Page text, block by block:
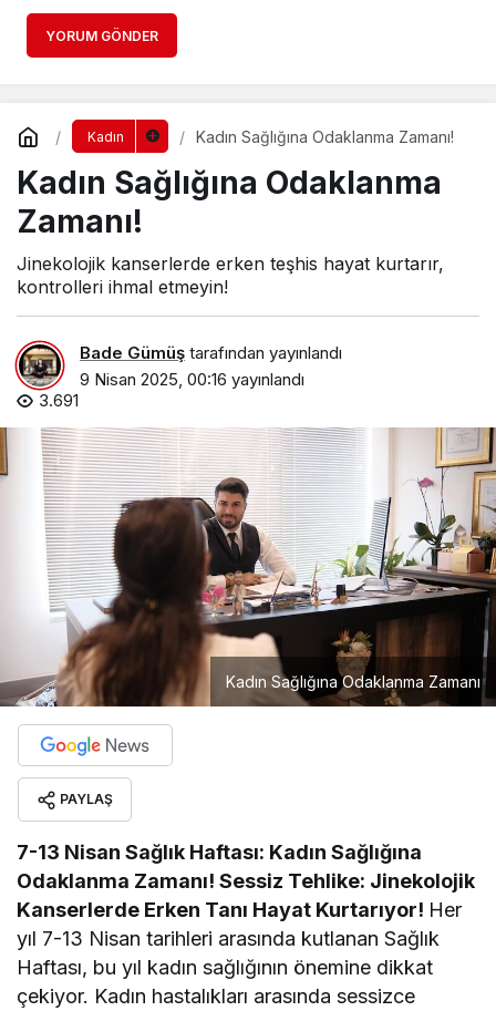
YORUM GÖNDER
Kadın Kadın Sağlığına Odaklanma Zamanı!
Kadın Sağlığına Odaklanma
Zamanı!
Jinekolojik kanserlerde erken teşhis hayat kurtarır,
kontrolleri ihmal etmeyin!
Bade Gümüş tarafından yayınlandı
9 Nisan 2025, 00:16 yayınlandı
3.691
Kadın Sağlığına Odaklanma Zamanı
PAYLAŞ
7-13 Nisan Sağlık Haftası: Kadın Sağlığına
Odaklanma Zamanı!Sessiz Tehlike: Jinekolojik
Kanserlerde Erken Tanı Hayat Kurtarıyor! Her
yıl 7-13 Nisan tarihleri arasında kutlanan Sağlık
Haftası, bu yıl kadın sağlığının önemine dikkat
çekiyor. Kadın hastalıkları arasında sessizce